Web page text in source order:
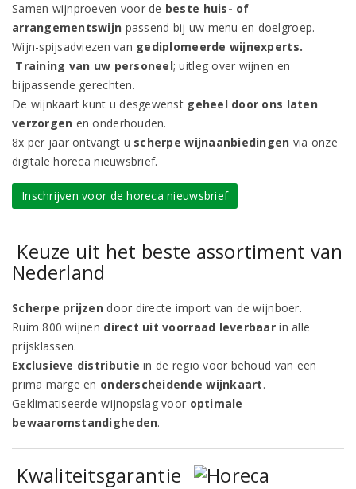
Samen wijnproeven voor de beste huis- of
arrangementswijn passend bij uw menu en doelgroep.
Wijn-spijsadviezen van gediplomeerde wijnexperts.
Training van uw personeel; uitleg over wijnen en
bijpassende gerechten.
De wijnkaart kunt u desgewenst geheel door ons laten
verzorgen en onderhouden.
8x per jaar ontvangt u scherpe wijnaanbiedingen via onze
digitale horeca nieuwsbrief.
Inschrijven voor de horeca nieuwsbrief
Keuze uit het beste assortiment van
Nederland
Scherpe prijzen door directe import van de wijnboer.
Ruim 800 wijnen direct uit voorraad leverbaar in alle
prijsklassen.
Exclusieve distributie in de regio voor behoud van een
prima marge en onderscheidende wijnkaart.
Geklimatiseerde wijnopslag voor optimale
bewaaromstandigheden.
Kwaliteitsgarantie